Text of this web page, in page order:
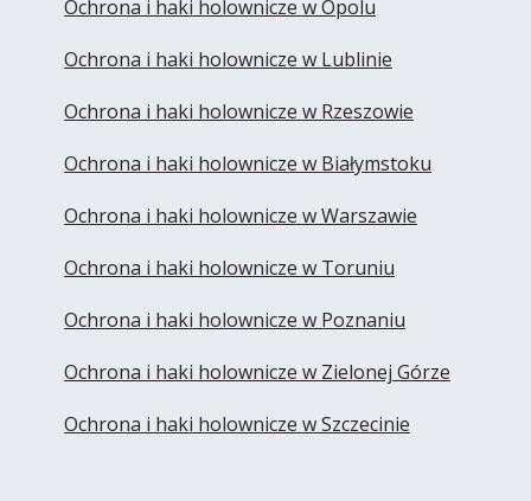
Ochrona i haki holownicze w Opolu
Ochrona i haki holownicze w Lublinie
Ochrona i haki holownicze w Rzeszowie
Ochrona i haki holownicze w Białymstoku
Ochrona i haki holownicze w Warszawie
Ochrona i haki holownicze w Toruniu
Ochrona i haki holownicze w Poznaniu
Ochrona i haki holownicze w Zielonej Górze
Ochrona i haki holownicze w Szczecinie